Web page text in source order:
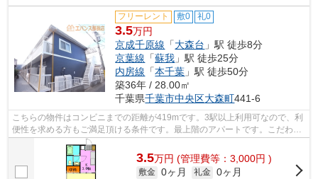
フリーレント 敷0 礼0
3.5万円
京成千原線 「大森台 」駅 徒歩8分
京葉線 「蘇我 」駅 徒歩25分
内房線 「本千葉 」駅 徒歩50分
築36年 / 28.00㎡
千葉県千葉市中央区大森町441-6
こちらの物件はコンビニまでの距離が419mです。3駅以上利用可なので、利
便性を求める方もご満足頂ける条件です。最上階のアパートです。こだわり
ポイント満載のラルゴ。物件をお求めな...
3.5万円 (管理費等：3,000円 )
敷金 0ヶ月 礼金 0ヶ月